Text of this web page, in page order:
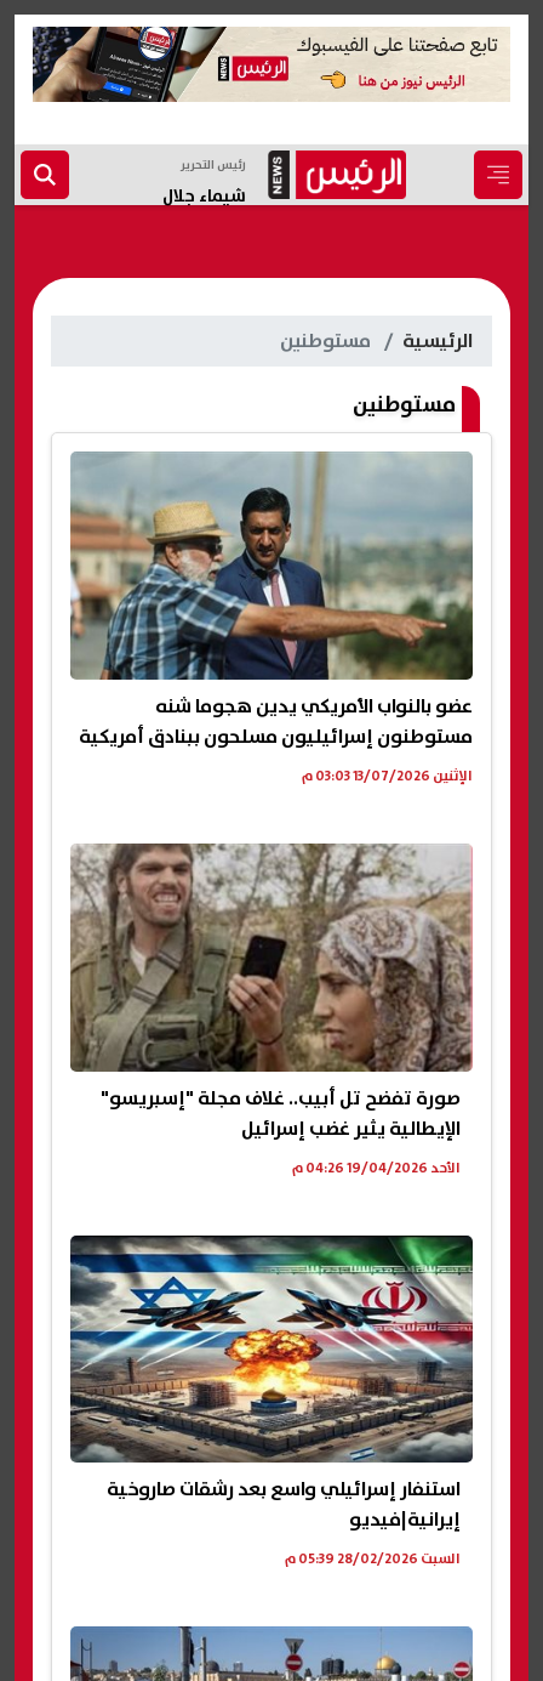
رئيس التحرير
شيماء جلال
الرئيسية مستوطنين
مستوطنين
عضو بالنواب الأمريكي يدين هجوما شنه
مستوطنون إسرائيليون مسلحون ببنادق أمريكية
الإثنين 13/07/2026 03:03 م
صورة تفضح تل أبيب.. غلاف مجلة "إسبريسو"
الإيطالية يثير غضب إسرائيل
الأحد 19/04/2026 04:26 م
استنفار إسرائيلي واسع بعد رشقات صاروخية
إيرانية|فيديو
السبت 28/02/2026 05:39 م